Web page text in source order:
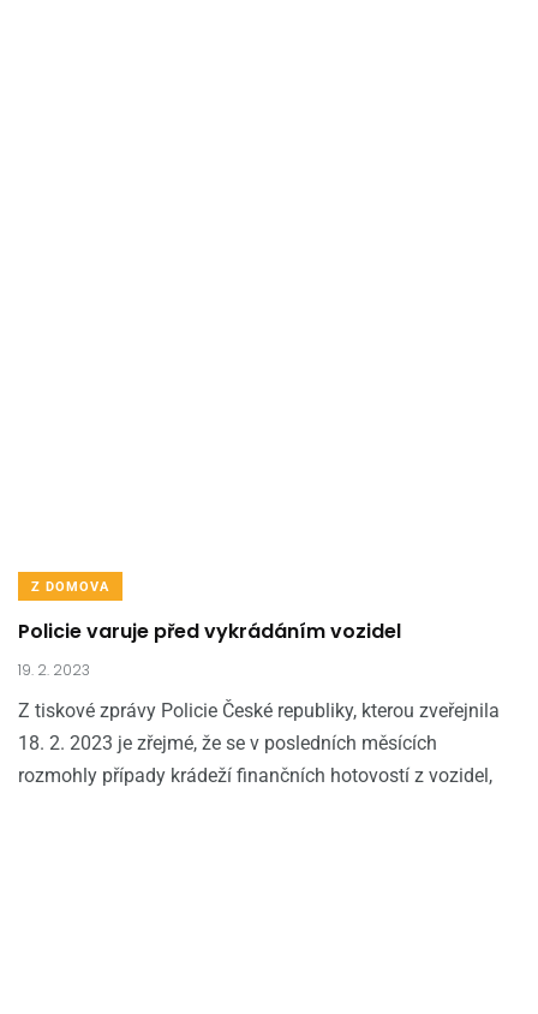
Z DOMOVA
Policie varuje před vykrádáním vozidel
19. 2. 2023
Z tiskové zprávy Policie České republiky, kterou zveřejnila
18. 2. 2023 je zřejmé, že se v posledních měsících
rozmohly případy krádeží finančních hotovostí z vozidel,